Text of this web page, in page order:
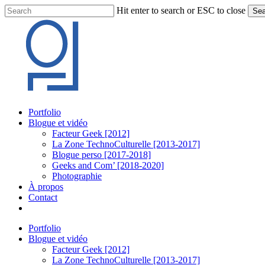
Skip
to
content
Hit enter to search or ESC to close
Search
Menu
Portfolio
Blogue et vidéo
Facteur Geek [2012]
La Zone TechnoCulturelle [2013-2017]
Blogue perso [2017-2018]
Geeks and Com’ [2018-2020]
Photographie
À propos
Contact
Portfolio
Blogue et vidéo
Facteur Geek [2012]
La Zone TechnoCulturelle [2013-2017]